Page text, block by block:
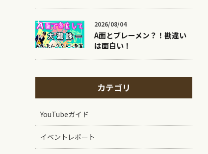
2026/08/04
A面とブレーメン？！勘違い
は面白い！
カテゴリ
YouTubeガイド
イベントレポート